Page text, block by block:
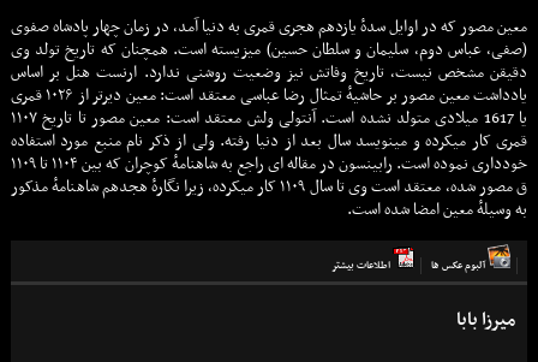
معین مصور که در اوایل سدهٔ یازدهم هجری قمری به دنیا آمد، در زمان چهار پادشاه صفوی
(صفی، عباس دوم، سلیمان و سلطان حسین) میزیسته است. همچنان که تاریخ تولد وی
دقیقن مشخص نیست، تاریخ وفاتش نیز وضعیت روشنی ندارد. ارنست هنل بر اساس
یادداشت معین مصور بر حاشیهٔ تمثال رضا عباسی معتقد است: معین دیرتر از ۱۰۲۶ قمری
یا 1617 میلادی متولد نشده است. آنتولی ولش معتقد است: معین مصور تا تاریخ ۱۱۰۷
قمری کار میکرده و مینویسد سال بعد از دنیا رفته. ولی از ذکر نام منبع مورد استفاده
خودداری نموده است. رابینسون در مقاله ای راجع به شاهنامهٔ کوچران که بین ۱۱۰۴ تا ۱۱۰۹
ق مصور شده، معتقد است وی تا سال ۱۱۰۹ کار میکرده، زیرا نگارهٔ هجدهم شاهنامهٔ مذکور
به وسیلهٔ معین امضا شده است.
آلبوم عكس ها اطلاعات بيشتر
میرزا بابا